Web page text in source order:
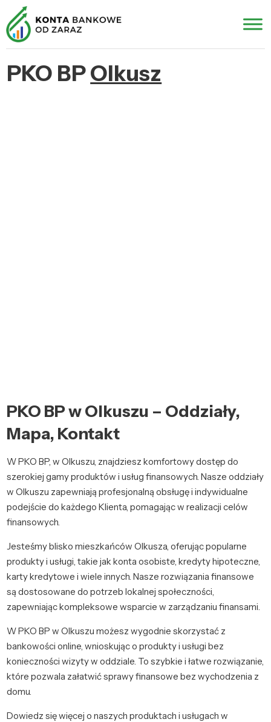
PKO BPOlkusz
PKO BP w Olkuszu – Oddziały,
Mapa, Kontakt
W PKO BP, w Olkuszu, znajdziesz komfortowy dostęp do
szerokiej gamy produktów i usług finansowych. Nasze oddziały
w Olkuszu zapewniają profesjonalną obsługę i indywidualne
podejście do każdego Klienta, pomagając w realizacji celów
finansowych.
Jesteśmy blisko mieszkańców Olkusza, oferując popularne
produkty i usługi, takie jak konta osobiste, kredyty hipoteczne,
karty kredytowe i wiele innych. Nasze rozwiązania finansowe
są dostosowane do potrzeb lokalnej społeczności,
zapewniając kompleksowe wsparcie w zarządzaniu finansami.
W PKO BP w Olkuszu możesz wygodnie skorzystać z
bankowości online, wnioskując o produkty i usługi bez
konieczności wizyty w oddziale. To szybkie i łatwe rozwiązanie,
które pozwala załatwić sprawy finansowe bez wychodzenia z
domu.
Dowiedz się więcej o naszych produktach i usługach w